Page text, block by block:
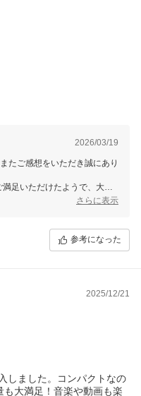
2026/03/19
たご感想をいただき誠にあり
足いただけたようで、大変
も近距離での使用を想定して
には、スピーカーを複数台接
願い申し上げます。
さらに表示
参考になった
2025/12/21
しました。コンパクトなの
大満足！音楽や動画も楽